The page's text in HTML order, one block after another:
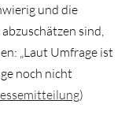
und die
sind,
„Laut Umfrage ist
noch nicht
)